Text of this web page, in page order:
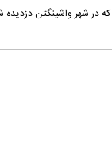
در شهر واشینگتن دزدیده